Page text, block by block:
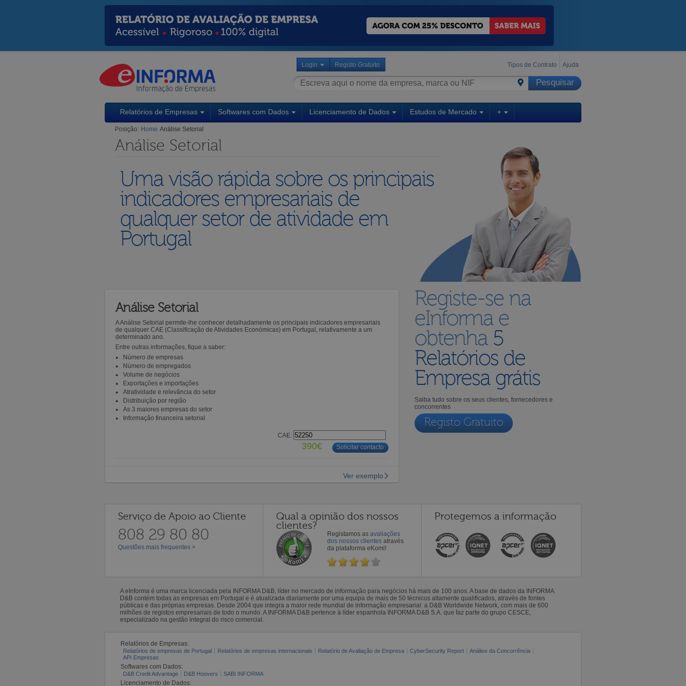
Login Registo Gratuito Tipos de Contrato Ajuda
Relatórios de Empresas Softwares com Dados Licenciamento de Dados Estudos de Mercado +
Posição: Home Análise Setorial
Análise Setorial
Uma visão rápida sobre os principais
indicadores empresariais de
qualquer setor de atividade em
Portugal
Análise Setorial
A Análise Setorial permite-lhe conhecer detalhadamente os principais indicadores empresariais
de qualquer CAE (Classificação de Atividades Económicas) em Portugal, relativamente a um
determinado ano.
Entre outras informações, fique a saber:
Número de empresas
Número de empregados
Volume de negócios
Exportações e importações
Atratividade e relevância do setor
Distribuição por região
As 3 maiores empresas do setor
Informação financeira setorial
CAE:
390€ Solicitar contacto
Ver exemplo
Registe-se na
eInforma e
obtenha 5
Relatórios de
Empresa grátis
Saiba tudo sobre os seus clientes, fornecedores e
concorrentes
Registo Gratuito
Serviço de Apoio ao Cliente
808 29 80 80
Questões mais frequentes >
Qual a opinião dos nossos
clientes?
Registamos as avaliações
dos nossos clientes através
da plataforma eKomi!
Protegemos a informação
A eInforma é uma marca licenciada pela INFORMA D&B, líder no mercado de informação para negócios há mais de 100 anos. A base de dados da INFORMA
D&B contém todas as empresas em Portugal e é atualizada diariamente por uma equipa de mais de 50 técnicos altamente qualificados, através de fontes
públicas e das próprias empresas. Desde 2004 que integra a maior rede mundial de informação empresarial: a D&B Worldwide Network, com mais de 600
milhões de registos empresariais de todo o mundo. A INFORMA D&B pertence à líder espanhola INFORMA D&B S.A. que faz parte do grupo CESCE,
especializado na gestão integral do risco comercial.
Relatórios de Empresas:
Relatórios de empresas de Portugal Relatórios de empresas internacionais Relatório de Avaliação de Empresa CyberSecurity Report
Análise da Concorrência
API Empresas
Softwares com Dados:
D&B Credit Advantage D&B Hoovers SABI INFORMA
Licenciamento de Dados: